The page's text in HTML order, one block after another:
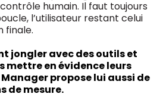
humain. Il faut toujours
l’utilisateur restant celui
finale.
jongler avec des outils et
mettre en évidence leurs
propose lui aussi de
de mesure.